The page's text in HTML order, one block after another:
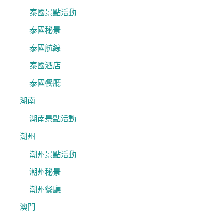
泰國景點活動
泰國秘景
泰國航線
泰國酒店
泰國餐廳
湖南
湖南景點活動
潮州
潮州景點活動
潮州秘景
潮州餐廳
澳門